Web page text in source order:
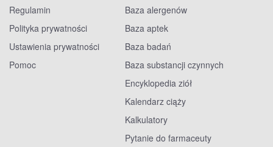
Regulamin
Polityka prywatności
Ustawienia prywatności
Pomoc
Baza alergenów
Baza aptek
Baza badań
Baza substancji czynnych
Encyklopedia ziół
Kalendarz ciąży
Kalkulatory
Pytanie do farmaceuty